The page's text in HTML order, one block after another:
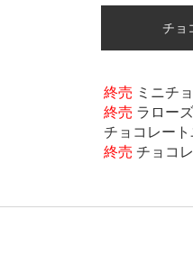
チョ
終売 ミニチ
終売 ラローズ
チョコレー
終売 チョコ